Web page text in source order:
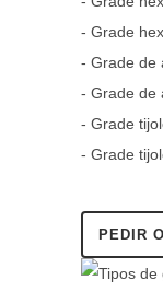
- Grade
- Grade de
- Grade de
- Grade
- Grade
PEDIR